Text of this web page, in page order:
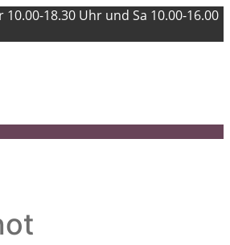
18.30 Uhr und Sa 10.00-16.00